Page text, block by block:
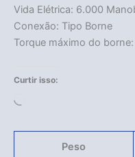
Vida Elétrica: 6.000
Conexão: Tipo Borne
Torque máximo do
Curtir isso:
Peso